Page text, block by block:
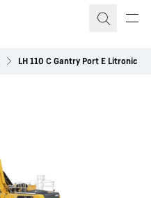
LH 110 C Gantry Port E Litronic